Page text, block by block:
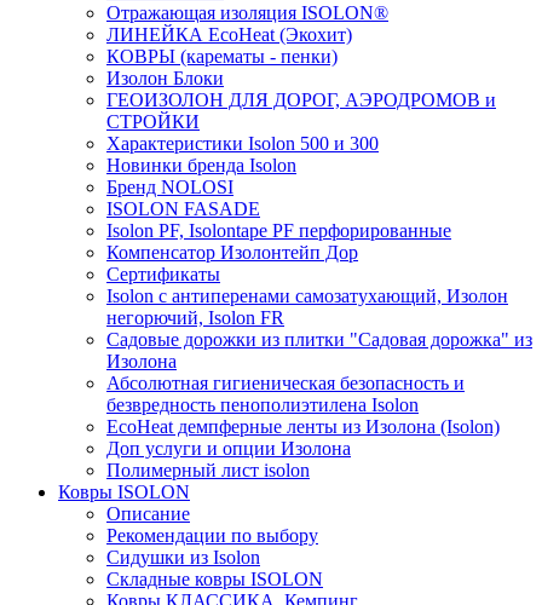
Отражающая изоляция ISOLON®
ЛИНЕЙКА EcoHeat (Экохит)
КОВРЫ (карематы - пенки)
Изолон Блоки
ГЕОИЗОЛОН ДЛЯ ДОРОГ, АЭРОДРОМОВ и
СТРОЙКИ
Характеристики Isolon 500 и 300
Новинки бренда Isolon
Бренд NOLOSI
ISOLON FASADE
Isolon PF, Isolontape PF перфорированные
Компенсатор Изолонтейп Дор
Сертификаты
Isolon с антиперенами самозатухающий, Изолон
негорючий, Isolon FR
Садовые дорожки из плитки "Садовая дорожка" из
Изолона
Абсолютная гигиеническая безопасность и
безвредность пенополиэтилена Isolon
EcoHeat демпферные ленты из Изолона (Isolon)
Доп услуги и опции Изолона
Полимерный лист isolon
Ковры ISOLON
Описание
Рекомендации по выбору
Сидушки из Isolon
Складные ковры ISOLON
Ковры КЛАССИКА, Кемпинг